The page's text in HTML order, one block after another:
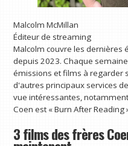
Malcolm McMillan
Éditeur de streaming
Malcolm couvre les
depuis 2023. Chaque
émissions et films à regarder
d'autres principaux services
vue intéressantes,
Coen est « Burn After Reading
3 films des frères